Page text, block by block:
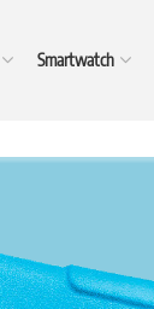
Smartwatch